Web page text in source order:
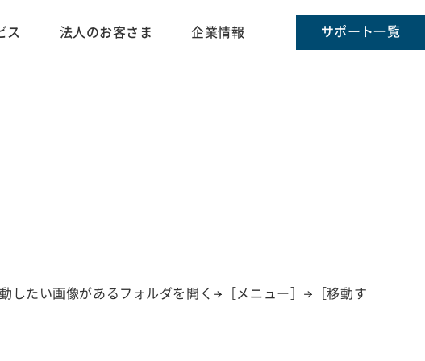
ス 法人のお客さま 企業情報 サポート一覧
したい画像があるフォルダを開く→［メニュー］→［移動す